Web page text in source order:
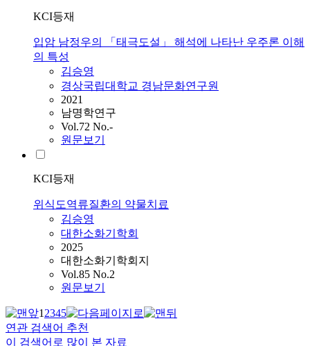
KCI등재
입암 남정우의 「태극도설」 해석에 나타난 우주론 이해
의 특성
김승영
경상국립대학교 경남문화연구원
2021
남명학연구
Vol.72 No.-
원문보기
KCI등재
위식도역류질환의 약물치료
김승영
대한소화기학회
2025
대한소화기학회지
Vol.85 No.2
원문보기
12345
연관 검색어 추천
이 검색어로 많이 본 자료